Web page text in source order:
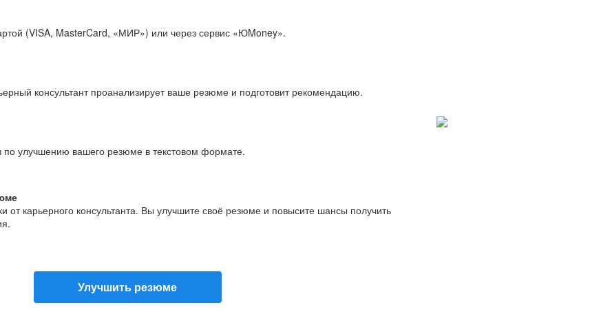
(VISA, MasterCard, «МИР») или через сервис «ЮMoney».
консультант проанализирует ваше резюме и подготовит рекомендацию.
по улучшению вашего резюме в текстовом формате.
от карьерного консультанта. Вы улучшите своё резюме и повысите шансы получить
Улучшить резюме